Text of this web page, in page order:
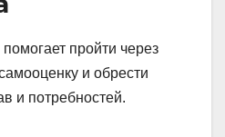
пройти через
и обрести
и потребностей.